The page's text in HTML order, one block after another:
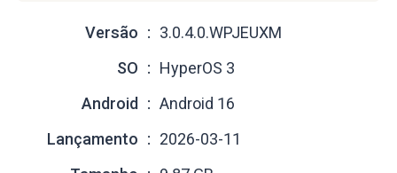
Versão
3.0.4.0.WPJEUXM
SO
HyperOS 3
Android
Android 16
Lançamento
2026-03-11